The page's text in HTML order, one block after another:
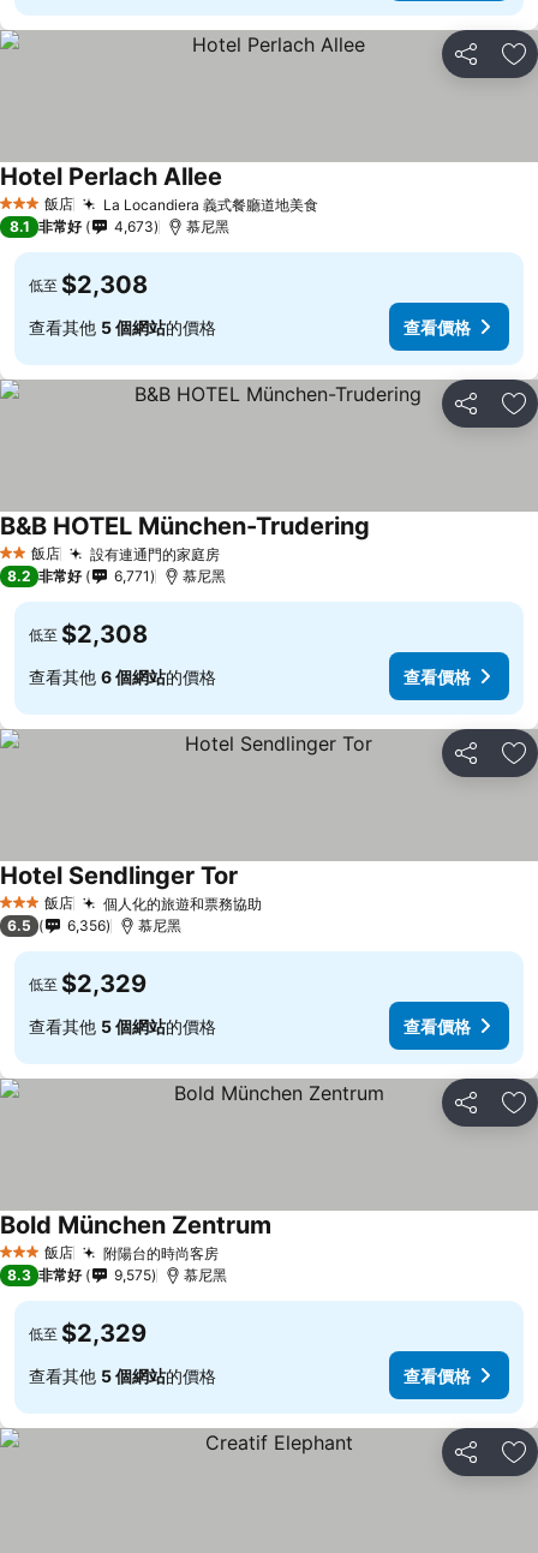
分享 加
3 星級 飯店 La Locandiera 義式餐廳道地美食
Hotel Perlach Allee
8.1 非常好 4,673 慕尼黑
低至 $2,308
查看其他 5 個網站的價格 查看價格
分享 加
2 星級飯店 設有連通門的家庭房
B&B HOTEL München-Trudering
8.2 非常好 6,771 慕尼黑
低至 $2,308
查看其他 6 個網站的價格 查看價格
分享 加
3 星級 飯店 個人化的旅遊和票務協助
Hotel Sendlinger Tor
6.5 6,356 慕尼黑
低至 $2,329
查看其他 5 個網站的價格 查看價格
分享 加
3 星級 飯店 附陽台的時尚客房
Bold München Zentrum
8.3 非常好 9,575 慕尼黑
低至 $2,329
查看其他 5 個網站的價格 查看價格
分享 加